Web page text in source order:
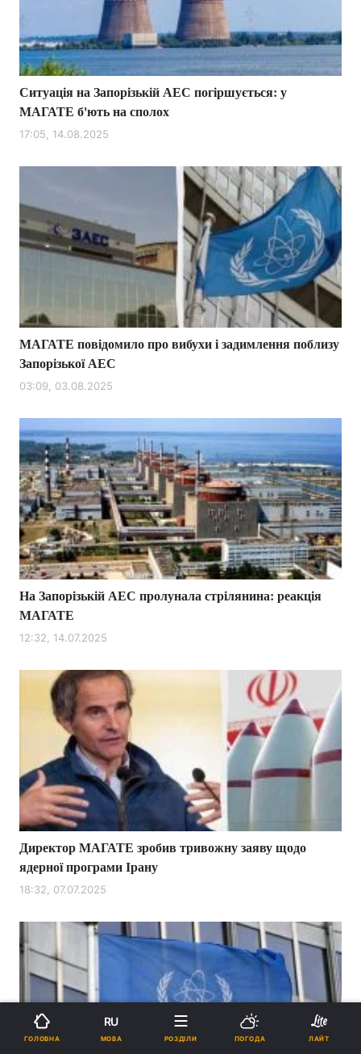
Ситуація на Запорізькій АЕС погіршується: у
МАГАТЕ б'ють на сполох
17:05, 14.08.2025
МАГАТЕ повідомило про вибухи і задимлення поблизу
Запорізької АЕС
03:09, 03.08.2025
На Запорізькій АЕС пролунала стрілянина: реакція
МАГАТЕ
12:32, 14.07.2025
Директор МАГАТЕ зробив тривожну заяву щодо
ядерної програми Ірану
18:32, 07.07.2025
ГОЛОВНА
RU
МОВА РОЗДІЛИ ПОГОДА ЛАЙТ